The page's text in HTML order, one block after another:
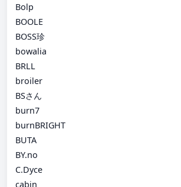
Bolp
BOOLE
BOSS珍
bowalia
BRLL
broiler
BSさん
burn7
burnBRIGHT
BUTA
BY.no
C.Dyce
cabin